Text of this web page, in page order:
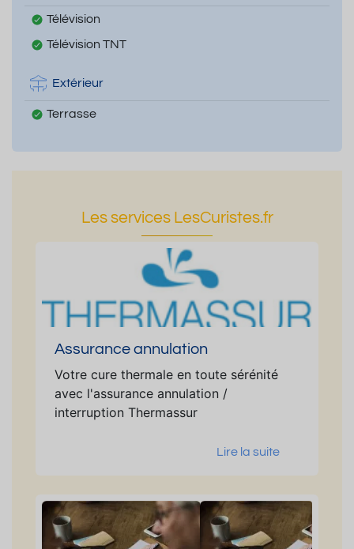
Télévision
Télévision TNT
Extérieur
Terrasse
Les services LesCuristes.fr
Assurance annulation
Votre cure thermale en toute sérénité
avec l'assurance annulation /
interruption Thermassur
Lire la suite